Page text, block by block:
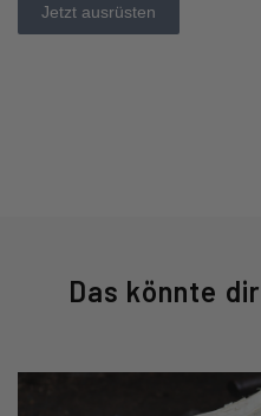
Jetzt ausrüsten
Das könnte